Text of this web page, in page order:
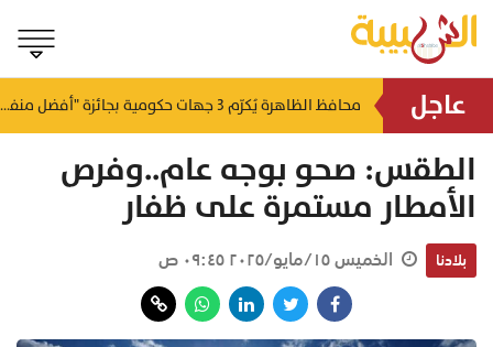
عاجل
منذ ١٦ ساعة منذ ١٧ ساعة محافظ الظاهرة يُكرّم 3 جهات حكومية بجائزة "أفضل منفذ تقديم خدمة" لعام 2025
الطقس: صحو بوجه عام..وفرص
الأمطار مستمرة على ظفار
بلادنا الخميس ١٥/مايو/٢٠٢٥ ٠٩:٤٥ ص